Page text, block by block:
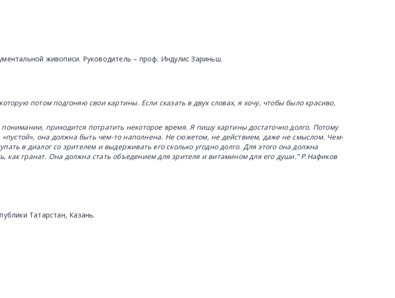
живописи. Руководитель – проф. Индулис Зариньш.
потом подгоняю свои картины. Если сказать в двух словах, я хочу, чтобы было красиво,
приходится потратить некоторое время. Я пишу картины достаточно долго. Потому
она должна быть чем-то наполнена. Не сюжетом, не действием, даже не смыслом. Чем-
в диалог со зрителем и выдерживать его сколько угодно долго. Для этого она должна
как гранат. Она должна стать объедением для зрителя и витамином для его души.” Р.Нафиков
Татарстан, Казань.